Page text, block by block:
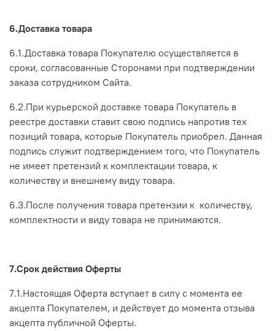
6.Доставка товара
6.1.Доставка товара Покупателю осуществляется в
сроки, согласованные Сторонами при подтверждении
заказа сотрудником Сайта.
6.2.При курьерской доставке товара Покупатель в
реестре доставки ставит свою подпись напротив тех
позиций товара, которые Покупатель приобрел. Данная
подпись служит подтверждением того, что Покупатель
не имеет претензий к комплектации товара, к
количеству и внешнему виду товара.
6.3.После получения товара претензии к количеству,
комплектности и виду товара не принимаются.
7.Срок действия Оферты
7.1.Настоящая Оферта вступает в силу с момента ее
акцепта Покупателем, и действует до момента отзыва
акцепта публичной Оферты.